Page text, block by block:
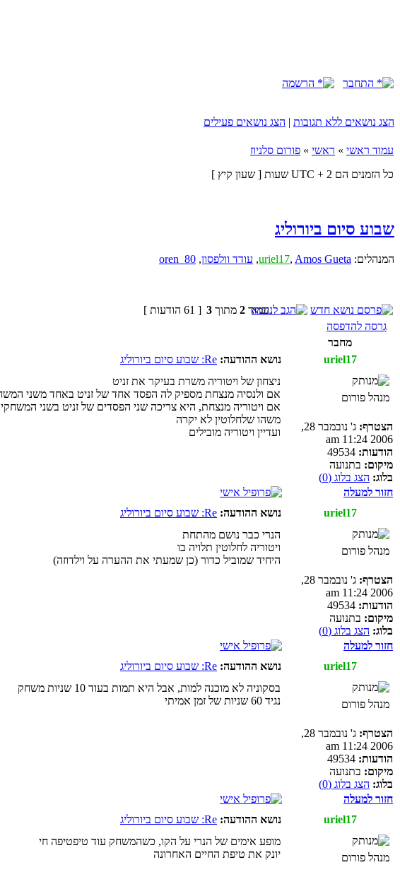
התחבר
הרשמה
הצג נושאים ללא תגובות | הצג נושאים פעילים
עמוד ראשי » ראשי » פורום סלניוז
כל הזמנים הם UTC + 2 שעות [ שעון קיץ ]
שבוע סיום ביורוליג
המנהלים: uriel17, Amos Gueta
, עודד וולפסון,
oren_80
עמוד 2 מתוך 3 [ 61 הודעות ]
גרסה להדפסה
מחבר
uriel17
נושא ההודעה: Re: שבוע סיום ביורוליג
מנהל פורום
הצטרף:
ג' נובמבר 28,
2006 11:24 am
הודעות:
מיקום: בתנועה
בלוג: הצג בלוג (0)
ניצחון של ויטוריה משרת בעיקר את זניט
אם ולנסיה מנצחת מספיק לה הפסד אחד של זניט באחד משני
אם ויטוריה מנצחת, היא צריכה שני הפסדים של זניט בשני
משהו שלחלוטין לא יקרה
ועדיין ויטוריה מובילים
חזור למעלה
uriel17
נושא ההודעה: Re: שבוע סיום ביורוליג
מנהל פורום
הצטרף:
ג' נובמבר 28,
2006 11:24 am
הודעות:
מיקום: בתנועה
בלוג: הצג בלוג (0)
הנרי כבר נושם מהתחת
ויטוריה לחלוטין תלויה בו
היחיד שמוביל כדור (כן שמעתי את ההערה על וילדוזה)
חזור למעלה
uriel17
נושא ההודעה: Re: שבוע סיום ביורוליג
מנהל פורום
הצטרף:
ג' נובמבר 28,
2006 11:24 am
הודעות:
מיקום: בתנועה
בלוג: הצג בלוג (0)
בסקוניה לא מוכנה למות, אבל היא תמות בעוד 10 שניות משחק
נגיד 60 שניות של זמן אמיתי
חזור למעלה
uriel17
נושא ההודעה: Re: שבוע סיום ביורוליג
מנהל פורום
מופע אימים של הנרי על הקו, כשהמשחק עוד טיפטיפה חי
יונק את טיפת החיים האחרונה